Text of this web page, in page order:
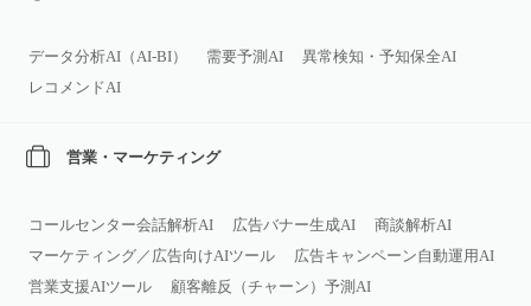
データ分析AI（AI‑BI） 需要予測AI
異常検知・予知保全AI
レコメンドAI
営業・マーケティング
コールセンター会話解析AI 広告バナー生成AI
商談解析AI
マーケティング／広告向けAIツール
広告キャンペーン自動運用AI
営業支援AIツール
顧客離反（チャーン）予測AI